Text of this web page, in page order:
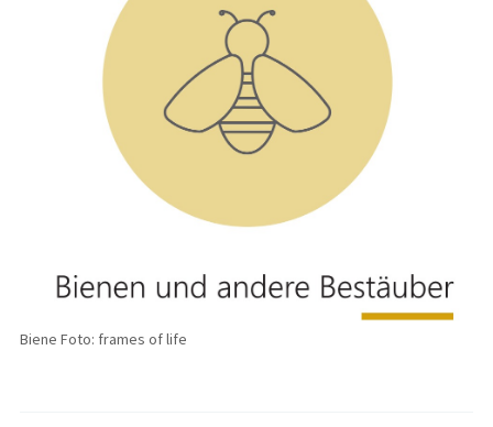
Biene Foto: frames of life